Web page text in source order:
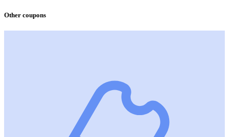
Other coupons